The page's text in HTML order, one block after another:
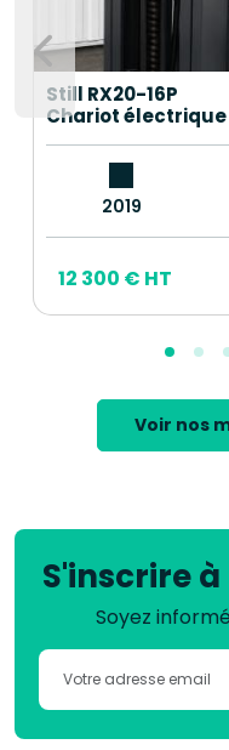
Still RX20-16P
Chariot électrique
2019
12 300 € HT
Voir nos
S'inscrire
Soyez